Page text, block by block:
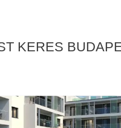
KERES